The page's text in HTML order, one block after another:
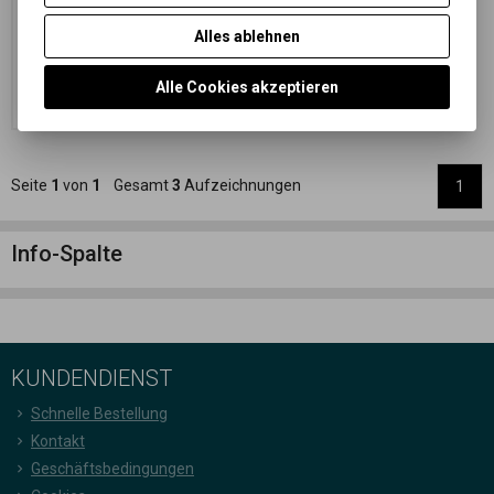
(27,970 PLN)
ohne Ust.:)
Im Warenkorb
zugeben
Seite 1 von 1 Gesamt3 Aufzeichnungen 1
Info-Spalte
KUNDENDIENST
Schnelle Bestellung
Kontakt
Geschäftsbedingungen
Alles ablehnen
Alle Cookies akzeptieren